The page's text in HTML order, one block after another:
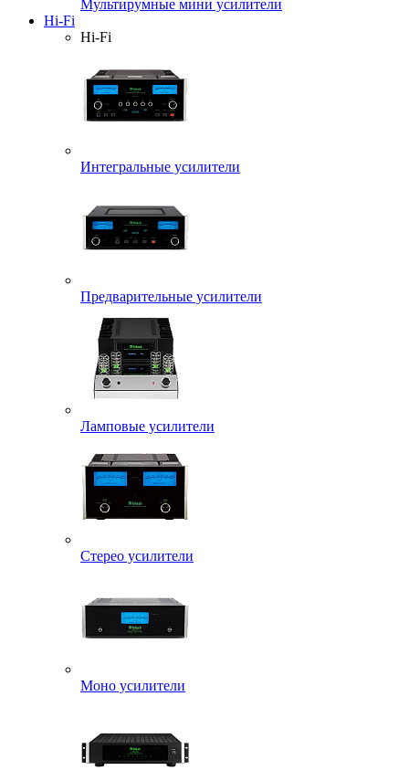
Мультирумные мини усилители
Hi-Fi
Hi-Fi
Интегральные усилители
Предварительные усилители
Ламповые усилители
Стерео усилители
Моно усилители